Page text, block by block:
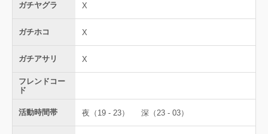
ガチヤグラ X
ガチホコ X
ガチアサリ X
フレンドコー
ド
活動時間帯 夜（19 - 23） 深（23 - 03）